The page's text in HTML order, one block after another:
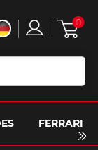
FERRARI
0